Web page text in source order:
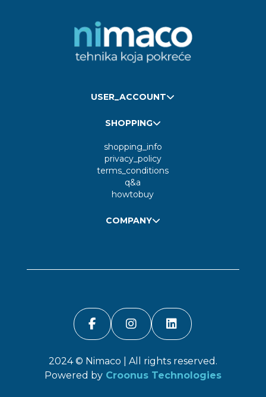
USER_ACCOUNT
SHOPPING
shopping_info
privacy_policy
terms_conditions
q&a
howtobuy
COMPANY
2024 © Nimaco | All rights reserved.
Powered by Croonus Technologies